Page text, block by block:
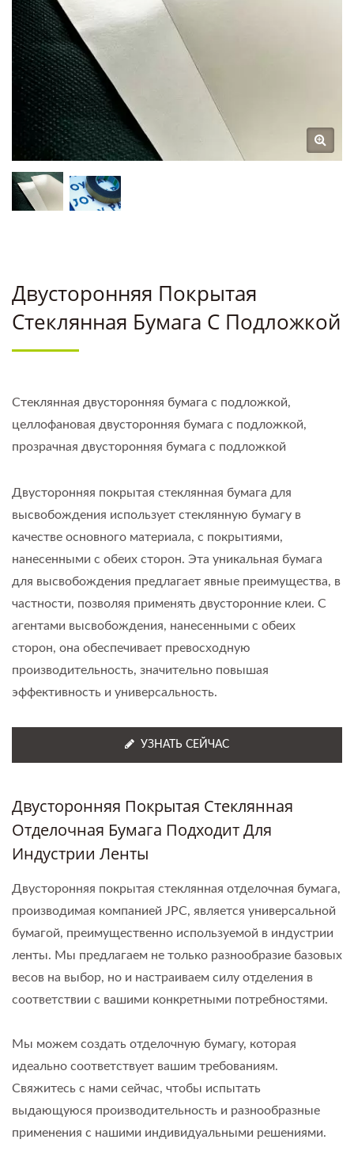
ПОДЛОЖКОЙ,
ПРОЗРАЧНАЯ
ДВУСТОРОННЯЯ
БУМАГА С
ПОДЛОЖКОЙ |
НАДЕЖНЫЙ
ПОСТАВЩИК
ТАЙВАНЯ – БОЛЕЕ 30
ЛЕТ ОПЫТА
Двусторонняя Покрытая
Стеклянная Бумага С Подложкой
Стеклянная двусторонняя бумага с подложкой,
целлофановая двусторонняя бумага с подложкой,
прозрачная двусторонняя бумага с подложкой
Двусторонняя покрытая стеклянная бумага для
высвобождения использует стеклянную бумагу в
качестве основного материала, с покрытиями,
нанесенными с обеих сторон. Эта уникальная бумага
для высвобождения предлагает явные преимущества, в
частности, позволяя применять двусторонние клеи. С
агентами высвобождения, нанесенными с обеих
сторон, она обеспечивает превосходную
производительность, значительно повышая
эффективность и универсальность.
УЗНАТЬ СЕЙЧАС
Двусторонняя Покрытая Стеклянная
Отделочная Бумага Подходит Для
Индустрии Ленты
Двусторонняя покрытая стеклянная отделочная бумага,
производимая компанией JPC, является универсальной
бумагой, преимущественно используемой в индустрии
ленты. Мы предлагаем не только разнообразие базовых
весов на выбор, но и настраиваем силу отделения в
соответствии с вашими конкретными потребностями.
Мы можем создать отделочную бумагу, которая
идеально соответствует вашим требованиям.
Свяжитесь с нами сейчас, чтобы испытать
выдающуюся производительность и разнообразные
применения с нашими индивидуальными решениями.